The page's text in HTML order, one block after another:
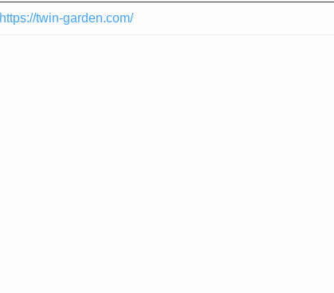
https://twin-garden.com/